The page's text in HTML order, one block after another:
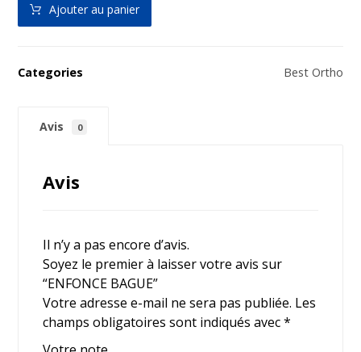
Ajouter au panier
Categories Best Ortho
Avis 0
Avis
Il n’y a pas encore d’avis.
Soyez le premier à laisser votre avis sur
“ENFONCE BAGUE”
Votre adresse e-mail ne sera pas publiée. Les
champs obligatoires sont indiqués avec*